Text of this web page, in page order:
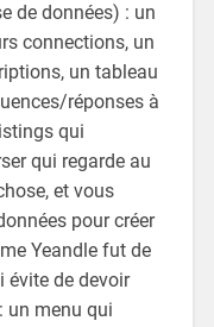
de données) : un
connections, un
un tableau
réponses à
qui
qui regarde au
et vous
pour créer
Yeandle fut de
évite de devoir
un menu qui